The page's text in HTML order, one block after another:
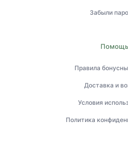
Забыли
Помощь
Правила
Доставка и
Условия
Политика